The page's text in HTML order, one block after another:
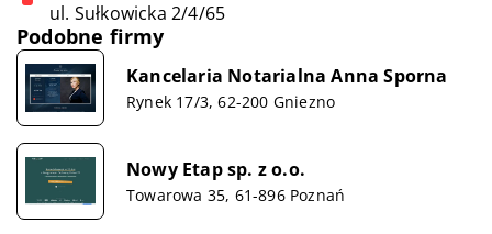
ul. Sułkowicka 2/4/65
Podobne firmy
Kancelaria Notarialna Anna Sporna
Rynek 17/3, 62-200 Gniezno
Nowy Etap sp. z o.o.
Towarowa 35, 61-896 Poznań